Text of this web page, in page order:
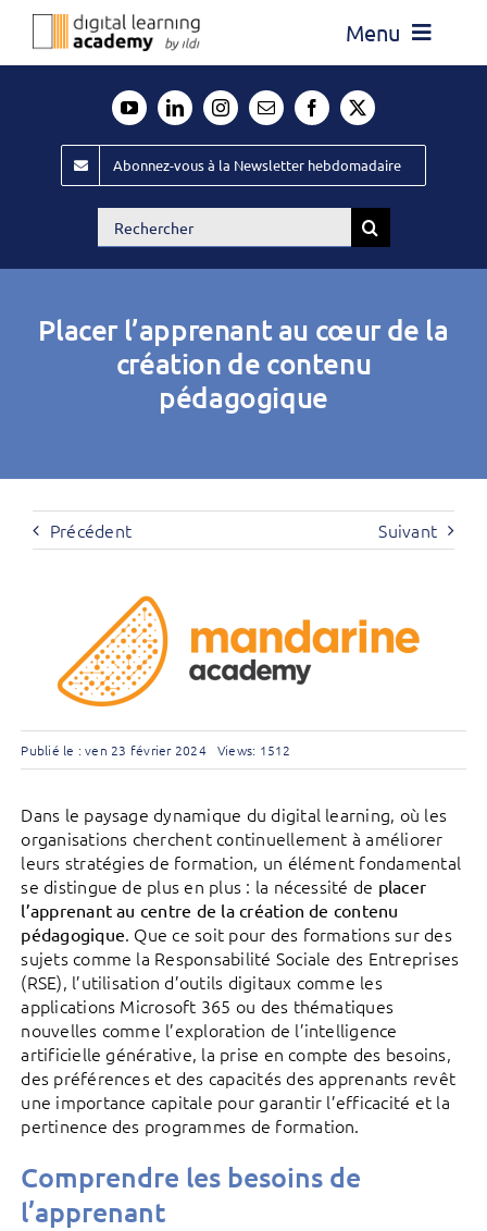
Passer
Menu
Évènements ILDI
Offres d’emploi
Publiez
Abonnez-vous à la Newsletter hebdomadaire
Rechercher:
Placer l’apprenant au cœur de la
création de contenu
pédagogique
Précédent Suivant
Publié le : ven 23 février 2024 Views: 1512
Dans le paysage dynamique du digital learning, où les
organisations cherchent continuellement à améliorer
leurs stratégies de formation, un élément fondamental
se distingue de plus en plus : la nécessité de placer
l’apprenant au centre de la création de contenu
pédagogique. Que ce soit pour des formations sur des
sujets comme la Responsabilité Sociale des Entreprises
(RSE), l’utilisation d’outils digitaux comme les
applications Microsoft 365 ou des thématiques
nouvelles comme l’exploration de l’intelligence
artificielle générative, la prise en compte des besoins,
des préférences et des capacités des apprenants revêt
une importance capitale pour garantir l’efficacité et la
pertinence des programmes de formation.
Comprendre les besoins de
l’apprenant